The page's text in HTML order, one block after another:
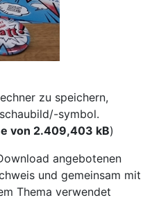
zu speichern,
symbol.
von 2.409,403 kB)
angebotenen
und gemeinsam mit
Thema verwendet